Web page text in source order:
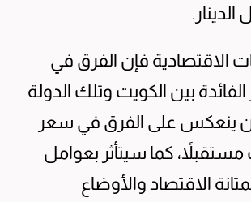
الاقتصادية فإن الفرق في
بين الكويت وتلك الدولة
أن ينعكس على الفرق في سعر
كما سيتأثر بعوامل
الاقتصاد والأوضاع